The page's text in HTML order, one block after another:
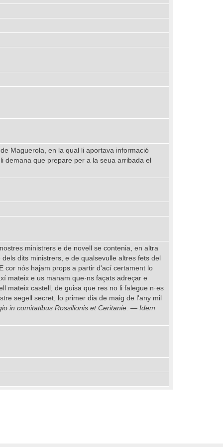
Maguerola, en la qual li aportava informació
demana que prepare per a la seua arribada el
ministrers e de novell se contenia, en altra
dits ministrers, e de qualsevulle altres fets del
cor nós hajam props a partir d'ací certament lo
mateix e us manam que·ns façats adreçar e
mateix castell, de guisa que res no li falegue n·es
segell secret, lo primer dia de maig de l'any mil
in comitatibus Rossilionis et Ceritanie. — Idem